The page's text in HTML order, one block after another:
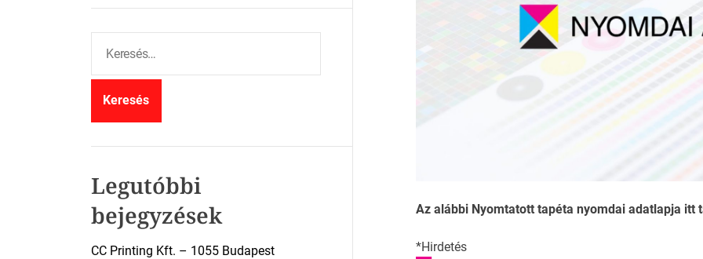
Az alábbi Nyomtatott tapéta nyomdai adatlapja itt
*Hirdetés
r
Legutóbbi
bejegyzések
CC Printing Kft. – 1055 Budapest